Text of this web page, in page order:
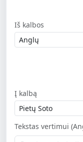
Iš kalbos
Į kalbą
Tekstas vertimui